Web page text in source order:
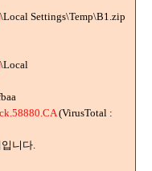
\Local Settings\Temp\B1.zip
\Local
(VirusTotal :
니다.